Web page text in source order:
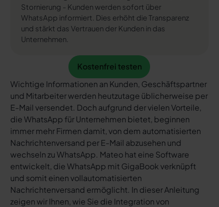
Stornierung - Kunden werden sofort über
WhatsApp informiert. Dies erhöht die Transparenz
und stärkt das Vertrauen der Kunden in das
Unternehmen.
Kostenfrei testen
Kostenfrei testen
Wichtige Informationen an Kunden, Geschäftspartner
und Mitarbeiter werden heutzutage üblicherweise per
E-Mail versendet. Doch aufgrund der vielen Vorteile,
die WhatsApp für Unternehmen bietet, beginnen
immer mehr Firmen damit, von dem automatisierten
Nachrichtenversand per E-Mail abzusehen und
wechseln zu WhatsApp. Mateo hat eine Software
entwickelt, die WhatsApp mit GigaBook verknüpft
und somit einen vollautomatisierten
Nachrichtenversand ermöglicht. In dieser Anleitung
zeigen wir Ihnen, wie Sie die Integration von